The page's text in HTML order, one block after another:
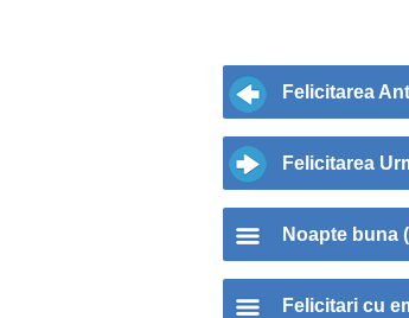
Felicitarea
Felicitarea
Noapte buna
Felicitari cu